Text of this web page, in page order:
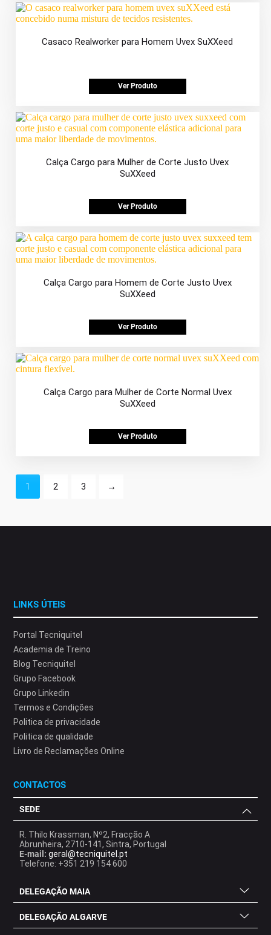
Casaco Realworker para Homem Uvex SuXXeed
Ver Produto
Calça Cargo para Mulher de Corte Justo Uvex
SuXXeed
Ver Produto
Calça Cargo para Homem de Corte Justo Uvex
SuXXeed
Ver Produto
Calça Cargo para Mulher de Corte Normal Uvex
SuXXeed
Ver Produto
1 2 3 →
LINKS ÚTEIS
Portal Tecniquitel
Academia de Treino
Blog Tecniquitel
Grupo Facebook
Grupo Linkedin
Termos e Condições
Politica de privacidade
Politica de qualidade
Livro de Reclamações Online
CONTACTOS
SEDE
R. Thilo Krassman, Nº2, Fracção A
Abrunheira, 2710-141, Sintra, Portugal
E-mail: geral@tecniquitel.pt
Telefone: +351 219 154 600
DELEGAÇÃO MAIA
DELEGAÇÃO ALGARVE